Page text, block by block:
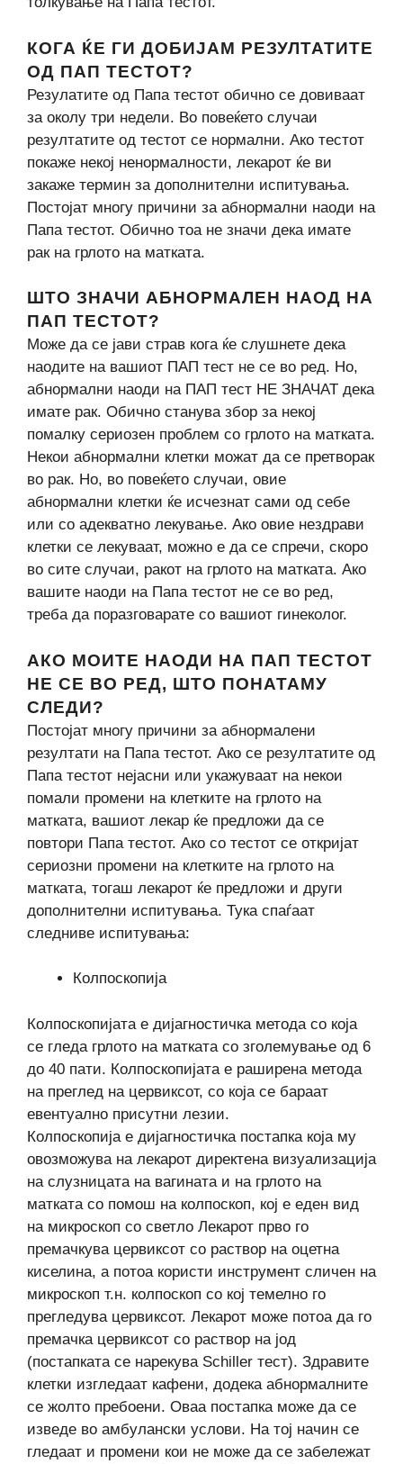
КОГА ЌЕ ГИ ДОБИЈАМ РЕЗУЛТАТИТЕ
ОД ПАП ТЕСТОТ?
Резулатите од Папа тестот обично се довиваат
за околу три недели. Во повеќето случаи
резултатите од тестот се нормални. Ако тестот
покаже некој ненормалности, лекарот ќе ви
закаже термин за дополнителни испитувања.
Постојат многу причини за абнормални наоди на
Папа тестот. Обично тоа не значи дека имате
рак на грлото на матката.
ШТО ЗНАЧИ АБНОРМАЛЕН НАОД НА
ПАП ТЕСТОТ?
Може да се јави страв кога ќе слушнете дека
наодите на вашиот ПАП тест не се во ред. Но,
абнормални наоди на ПАП тест НЕ ЗНАЧАТ дека
имате рак. Обично станува збор за некој
помалку сериозен проблем со грлото на матката.
Некои абнормални клетки можат да се претворак
во рак. Но, во повеќето случаи, овие
абнормални клетки ќе исчезнат сами од себе
или со адекватно лекување. Ако овие нездрави
клетки се лекуваат, можно е да се спречи, скоро
во сите случаи, ракот на грлото на матката. Ако
вашите наоди на Папа тестот не се во ред,
треба да поразговарате со вашиот гинеколог.
АКО МОИТЕ НАОДИ НА ПАП ТЕСТОТ
НЕ СЕ ВО РЕД, ШТО ПОНАТАМУ
СЛЕДИ?
Постојат многу причини за абнормалени
резултати на Папа тестот. Ако се резултатите од
Папа тестот нејасни или укажуваат на некои
помали промени на клетките на грлото на
матката, вашиот лекар ќе предложи да се
повтори Папа тестот. Ако со тестот се откријат
сериозни промени на клетките на грлото на
матката, тогаш лекарот ќе предложи и други
дополнителни испитувања. Тука спаѓаат
следниве испитувања:
Колпоскопија
Колпоскопијата е дијагностичка метода со која
се гледа грлото на матката со зголемување од 6
до 40 пати. Колпоскопијата е раширена метода
на преглед на цервиксот, со која се бараат
евентуално присутни лезии.
Колпоскопија е дијагностичка постапка која му
овозможува на лекарот директена визуализација
на слузницата на вагината и на грлото на
матката со помош на колпоскоп, кој е еден вид
на микроскоп со светло Лекарот прво го
премачкува цервиксот со раствор на оцетна
киселина, а потоа користи инструмент сличен на
микроскоп т.н. колпоскоп со кој темелно го
прегледува цервиксот. Лекарот може потоа да го
премачка цервиксот со раствор на јод
(постапката се нарекува Schiller тест). Здравите
клетки изгледаат кафени, додека абнормалните
се жолто пребоени. Оваа постапка може да се
изведе во амбулански услови. На тој начин се
гледаат и промени кои не може да се забележат